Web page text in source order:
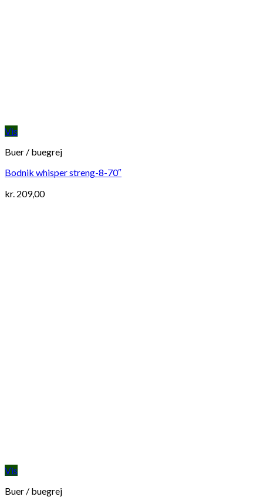
Vis
Buer / buegrej
Bodnik whisper streng-8-70″
kr. 209,00
Vis
Buer / buegrej